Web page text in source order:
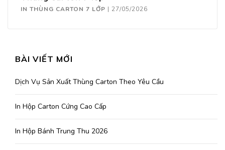
IN THÙNG CARTON 7 LỚP | 27/05/2026
BÀI VIẾT MỚI
Dịch Vụ Sản Xuất Thùng Carton Theo Yêu Cầu
In Hộp Carton Cứng Cao Cấp
In Hộp Bánh Trung Thu 2026